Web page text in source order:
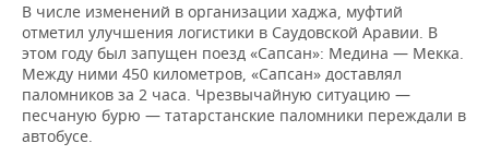
В числе изменений в организации хаджа, муфтий
отметил улучшения логистики в Саудовской Аравии. В
этом году был запущен поезд «Сапсан»: Медина — Мекка.
Между ними 450 километров, «Сапсан» доставлял
паломников за 2 часа. Чрезвычайную ситуацию —
песчаную бурю — татарстанские паломники переждали в
автобусе.